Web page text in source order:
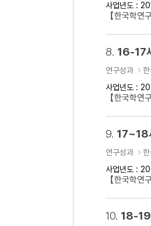
사업년도 :
【한국학
8. 16-17
연구성과
사업년도 :
【한국학
9. 17~18
연구성과
사업년도 :
【한국학
10. 18-19